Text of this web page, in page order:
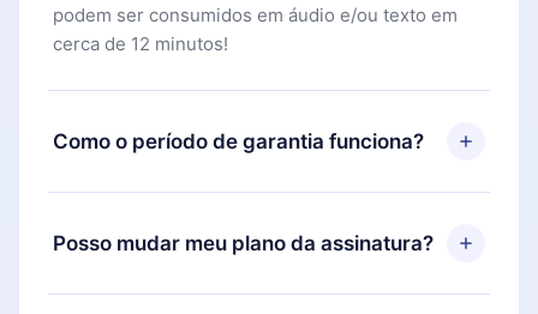
podem ser consumidos em áudio e/ou texto em
cerca de 12 minutos!
Como o período de garantia funciona?
aproveitar nossa biblioteca. Se por algum motivo
não ficar satisfeito com nossa plataforma, basta
Posso mudar meu plano da assinatura?